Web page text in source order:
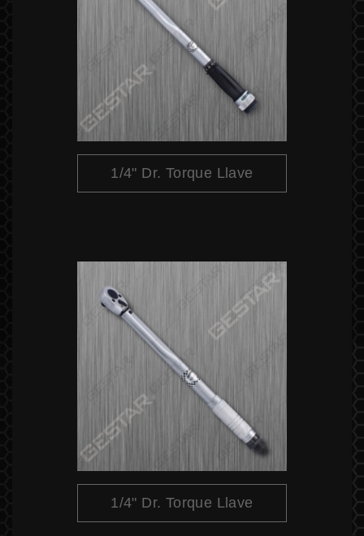
1/4" Dr. Torque Llave
1/4" Dr. Torque Llave